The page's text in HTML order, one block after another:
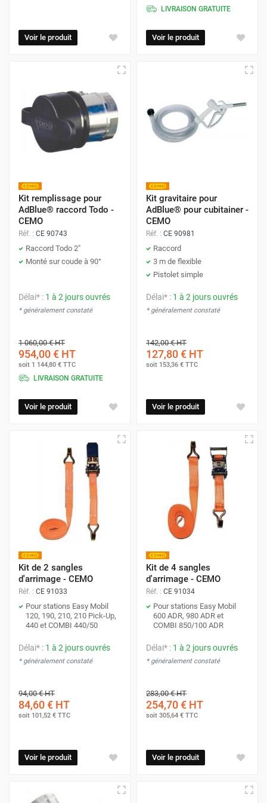
Voir le produit
LIVRAISON GRATUITE
Voir le produit
Kit remplissage pour
AdBlue® raccord Todo -
CEMO
Réf. : CE 90743
Raccord Todo 2"
Monté sur coude à 90°
Délai* : 1 à 2 jours ouvrés
* généralement constaté
1 060,00 €HT
954,00 € HT
soit 1 144,80 € TTC
LIVRAISON GRATUITE
Voir le produit
Kit gravitaire pour
AdBlue® pour cubitainer -
CEMO
Réf. : CE 90981
Raccord
3 m de flexible
Pistolet simple
Délai* : 1 à 2 jours ouvrés
* généralement constaté
142,00 €HT
127,80 € HT
soit 153,36 € TTC
Voir le produit
Kit de 2 sangles
d'arrimage - CEMO
Réf. : CE 91033
Pour stations Easy Mobil
120, 190, 210, 210 Pick-Up,
440 et COMBI 440/50
Délai* : 1 à 2 jours ouvrés
* généralement constaté
94,00 €HT
84,60 € HT
soit 101,52 € TTC
Voir le produit
Kit de 4 sangles
d'arrimage - CEMO
Réf. : CE 91034
Pour stations Easy Mobil
600 ADR, 980 ADR et
COMBI 850/100 ADR
Délai* : 1 à 2 jours ouvrés
* généralement constaté
283,00 €HT
254,70 € HT
soit 305,64 € TTC
Voir le produit